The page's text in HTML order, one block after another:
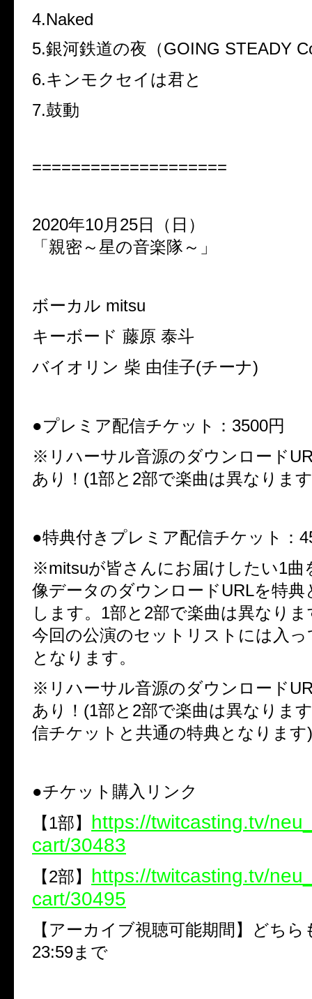
4.Naked
5.銀河鉄道の夜（GOING STEADY
6.キンモクセイは君と
7.鼓動
====================
2020年10月 25日（日）
「親密～星の音楽隊～」
ボーカル mitsu
キーボード 藤原 泰斗
バイオリン 柴 由佳子(チーナ)
●プレミア配信チケット： 3500円
※ リハーサル音源のダウンロード
あり！ (1部と 2部で楽曲は異なります
●特典付きプレミア配信チケット：
※mitsuが皆さんにお届けしたい1曲
像データのダウンロードURLを特典
します。 1部と 2部で楽曲は異なりま
今回の公演のセットリストには入
となります。
※ リハーサル音源のダウンロード
あり！ (1部と 2部で楽曲は異なります
信チケットと共通の特典となります)
●チケット購入リンク
【1部】
https://twitcasting.tv/
cart/30483
【2部】
https://twitcasting.tv/
cart/30495
【アーカイブ視聴可能期間】どちら
23:59まで